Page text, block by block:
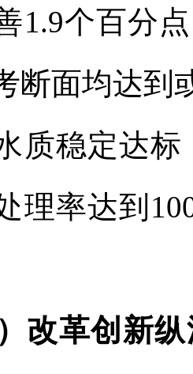
1.9个百分
断面均达到
质稳定达标
理率达到
）改革创新